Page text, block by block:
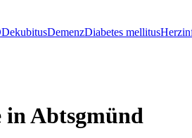
DekubitusDemenzDiabetes mellitus
in Abtsgmünd